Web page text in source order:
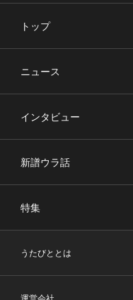
トップ
ニュース
インタビュー
新譜ウラ話
特集
うたびととは